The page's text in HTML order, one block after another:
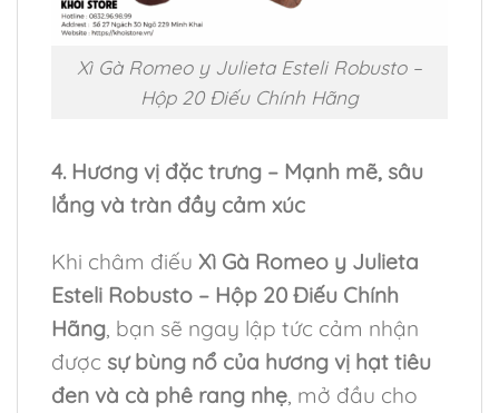
Xì Gà Romeo y Julieta Esteli Robusto –
Hộp 20 Điếu Chính Hãng
4. Hương vị đặc trưng – Mạnh mẽ, sâu
lắng và tràn đầy cảm xúc
Khi châm điếu Xì Gà Romeo y Julieta
Esteli Robusto – Hộp 20 Điếu Chính
Hãng , bạn sẽ ngay lập tức cảm nhận
được sự bùng nổ của hương vị hạt tiêu
đen và cà phê rang nhẹ , mở đầu cho